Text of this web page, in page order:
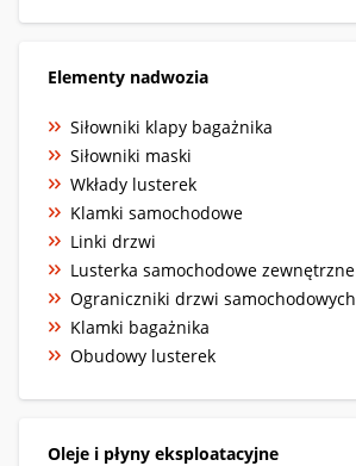
Elementy nadwozia
Siłowniki klapy bagażnika
Siłowniki maski
Wkłady lusterek
Klamki samochodowe
Linki drzwi
Lusterka samochodowe zewnętrzne
Ograniczniki drzwi samochodowych
Klamki bagażnika
Obudowy lusterek
Oleje i płyny eksploatacyjne